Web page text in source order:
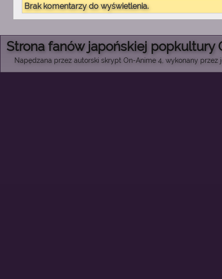
Brak komentarzy do wyświetlenia.
Strona fanów japońskiej popkultury
Napędzana przez autorski skrypt On-Anime 4, wykonany przez